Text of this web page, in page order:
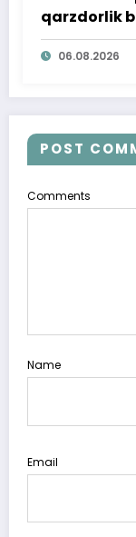
qarzdorlik
06.08.2026
POST
Comments
Name
Email